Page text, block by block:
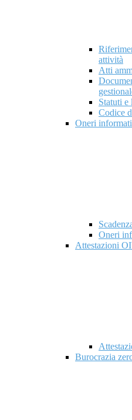
attività
Atti
Statuti e
Codice
Oneri
Oneri
Attestazioni
Burocrazia